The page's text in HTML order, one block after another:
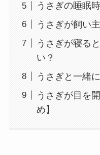
うさぎの睡眠
うさぎが飼い
うさぎが寝る
い？
うさぎと一緒
うさぎが目を
め】